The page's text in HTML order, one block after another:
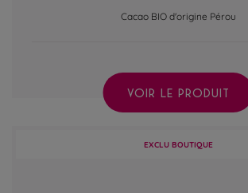
Cacao BIO d'origine Pérou
VOIR LE PRODUIT
EXCLU BOUTIQUE